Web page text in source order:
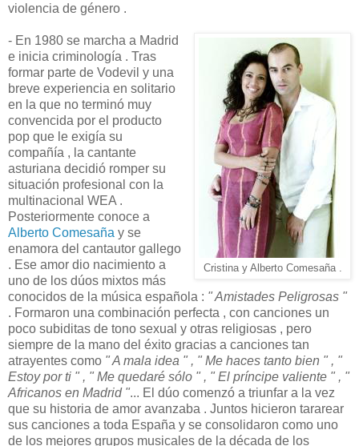
violencia de género .
Cristina y Alberto Comesaña .
- En 1980 se marcha a Madrid
e inicia criminología . Tras
formar parte de Vodevil y una
breve experiencia en solitario
en la que no terminó muy
convencida por el producto
pop que le exigía su
compañía , la cantante
asturiana decidió romper su
situación profesional con la
multinacional WEA .
Posteriormente conoce a
Alberto Comesaña y se
enamora del cantautor gallego
. Ese amor dio nacimiento a
uno de los dúos mixtos más
conocidos de la música española : " Amistades Peligrosas "
. Formaron una combinación perfecta , con canciones un
poco subiditas de tono sexual y otras religiosas , pero
siempre de la mano del éxito gracias a canciones tan
atrayentes como " A mala idea " , " Me haces tanto bien " , "
Estoy por ti " , " Me quedaré sólo " , " El príncipe valiente " , "
Africanos en Madrid "... El dúo comenzó a triunfar a la vez
que su historia de amor avanzaba . Juntos hicieron tararear
sus canciones a toda España y se consolidaron como uno
de los mejores grupos musicales de la década de los